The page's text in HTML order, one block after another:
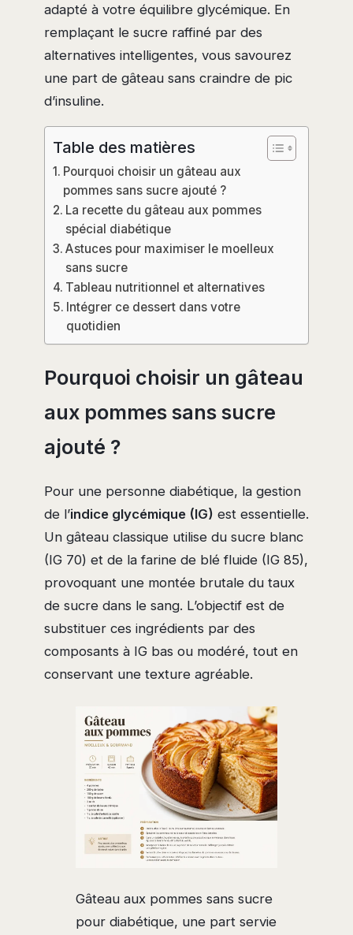
adapté à votre équilibre glycémique. En
remplaçant le sucre raffiné par des
alternatives intelligentes, vous savourez
une part de gâteau sans craindre de pic
d’insuline.
Table des matières
Pourquoi choisir un gâteau aux
pommes sans sucre ajouté ?
La recette du gâteau aux pommes
spécial diabétique
Astuces pour maximiser le moelleux
sans sucre
Tableau nutritionnel et alternatives
Intégrer ce dessert dans votre
quotidien
Pourquoi choisir un gâteau
aux pommes sans sucre
ajouté ?
Pour une personne diabétique, la gestion
de l’indice glycémique (IG) est essentielle.
Un gâteau classique utilise du sucre blanc
(IG 70) et de la farine de blé fluide (IG 85),
provoquant une montée brutale du taux
de sucre dans le sang. L’objectif est de
substituer ces ingrédients par des
composants à IG bas ou modéré, tout en
conservant une texture agréable.
Gâteau aux pommes sans sucre
pour diabétique, une part servie